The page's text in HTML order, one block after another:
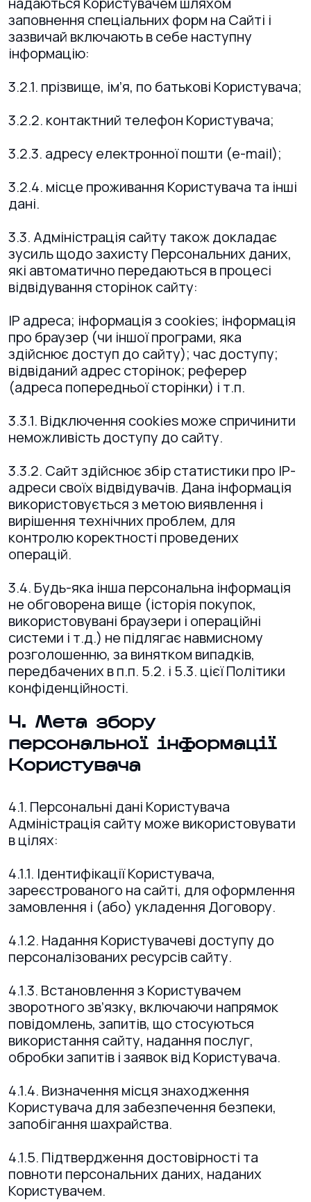
заповнення спеціальних форм на Сайті і
зазвичай включають в себе наступну
інформацію:
3.2.1. прізвище, ім’я, по батькові Користувача;
3.2.2. контактний телефон Користувача;
3.2.3. адресу електронної пошти (e-mail);
3.2.4. місце проживання Користувача та інші
дані.
3.3. Адміністрація сайту також докладає
зусиль щодо захисту Персональних даних,
які автоматично передаються в процесі
відвідування сторінок сайту:
IP адреса; інформація з cookies; інформація
про браузер (чи іншої програми, яка
здійснює доступ до сайту); час доступу;
відвіданий адрес сторінок; реферер
(адреса попередньої сторінки) і т.п.
3.3.1. Відключення cookies може спричинити
неможливість доступу до сайту.
3.3.2. Сайт здійснює збір статистики про IP-
адреси своїх відвідувачів. Дана інформація
використовується з метою виявлення і
вирішення технічних проблем, для
контролю коректності проведених
операцій.
3.4. Будь-яка інша персональна інформація
не обговорена вище (історія покупок,
використовувані браузери і операційні
системи і т.д.) не підлягає навмисному
розголошенню, за винятком випадків,
передбачених в п.п. 5.2. і 5.3. цієї Політики
конфіденційності.
4. Мета збору
персональної інформації
Користувача
4.1. Персональні дані Користувача
Адміністрація сайту може використовувати
в цілях:
4.1.1. Ідентифікації Користувача,
зареєстрованого на сайті, для оформлення
замовлення і (або) укладення Договору.
4.1.2. Надання Користувачеві доступу до
персоналізованих ресурсів сайту.
4.1.3. Встановлення з Користувачем
зворотного зв’язку, включаючи напрямок
повідомлень, запитів, що стосуються
використання сайту, надання послуг,
обробки запитів і заявок від Користувача.
4.1.4. Визначення місця знаходження
Користувача для забезпечення безпеки,
запобігання шахрайства.
4.1.5. Підтвердження достовірності та
повноти персональних даних, наданих
Користувачем.